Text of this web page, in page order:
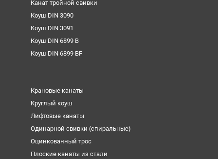
Канат тройной свивки
Коуш DIN 3090
Коуш DIN 3091
Коуш DIN 6899 B
Коуш DIN 6899 BF
Крановые канаты
Круглый коуш
Лифтовые канаты
Одинарной свивки (спиральные)
Оцинкованный трос
Плоские канаты из стали